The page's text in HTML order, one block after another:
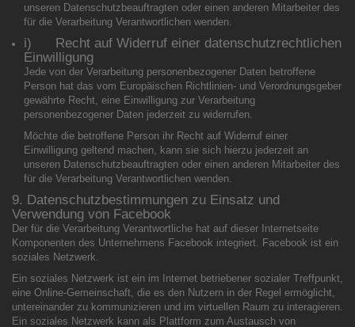
unseren Datenschutzbeauftragten oder einen anderen Mitarbeiter des
für die Verarbeitung Verantwortlichen wenden.
i) Recht auf Widerruf einer datenschutzrechtlichen
Einwilligung
Jede von der Verarbeitung personenbezogener Daten betroffene
Person hat das vom Europäischen Richtlinien- und Verordnungsgeber
gewährte Recht, eine Einwilligung zur Verarbeitung
personenbezogener Daten jederzeit zu widerrufen.
Möchte die betroffene Person ihr Recht auf Widerruf einer
Einwilligung geltend machen, kann sie sich hierzu jederzeit an
unseren Datenschutzbeauftragten oder einen anderen Mitarbeiter des
für die Verarbeitung Verantwortlichen wenden.
9. Datenschutzbestimmungen zu Einsatz und
Verwendung von Facebook
Der für die Verarbeitung Verantwortliche hat auf dieser Internetseite
Komponenten des Unternehmens Facebook integriert. Facebook ist ein
soziales Netzwerk.
Ein soziales Netzwerk ist ein im Internet betriebener sozialer Treffpunkt,
eine Online-Gemeinschaft, die es den Nutzern in der Regel ermöglicht,
untereinander zu kommunizieren und im virtuellen Raum zu interagieren.
Ein soziales Netzwerk kann als Plattform zum Austausch von